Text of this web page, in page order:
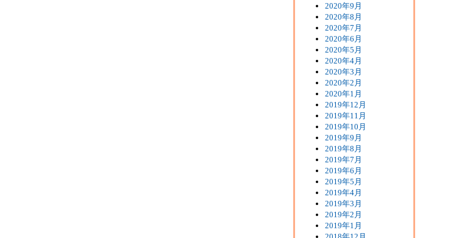
2020年9月
2020年8月
2020年7月
2020年6月
2020年5月
2020年4月
2020年3月
2020年2月
2020年1月
2019年12月
2019年11月
2019年10月
2019年9月
2019年8月
2019年7月
2019年6月
2019年5月
2019年4月
2019年3月
2019年2月
2019年1月